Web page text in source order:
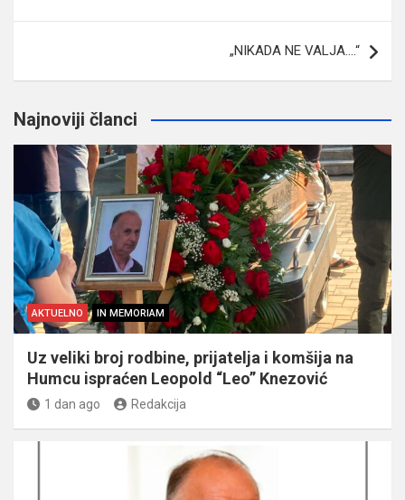
„NIKADA NE VALJA….“
Najnoviji članci
AKTUELNO IN MEMORIAM
Uz veliki broj rodbine, prijatelja i komšija na
Humcu ispraćen Leopold “Leo” Knezović
1 dan ago Redakcija